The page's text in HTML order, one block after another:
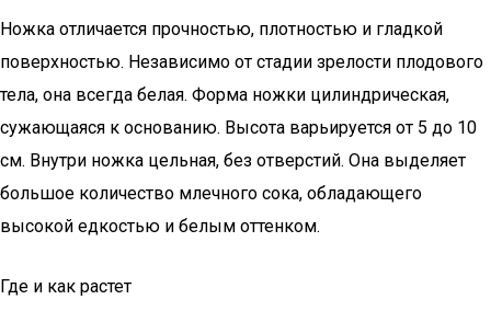
Ножка отличается прочностью, плотностью и гладкой
поверхностью. Независимо от стадии зрелости плодового
тела, она всегда белая. Форма ножки цилиндрическая,
сужающаяся к основанию. Высота варьируется от 5 до 10
см. Внутри ножка цельная, без отверстий. Она выделяет
большое количество млечного сока, обладающего
высокой едкостью и белым оттенком.
Где и как растет